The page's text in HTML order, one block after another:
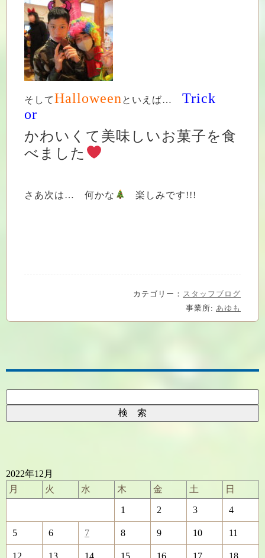
そしてHalloween といえば… Trick
or
かわいくて美味しいお菓子を食
べました
さあ次は… 何かな 楽しみです!!!
カテゴリー： スタッフブログ
事業所: あゆも
2022年12月
月
火 水 木 金 土 日
1 2 3 4
5 6 7 8 9 10 11
12 13 14 15 16 17 18